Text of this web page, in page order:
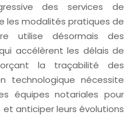
des services de
les modalités pratiques de
utilise désormais des
accélèrent les délais de
la traçabilité des
technologique nécessite
équipes notariales pour
anticiper leurs évolutions